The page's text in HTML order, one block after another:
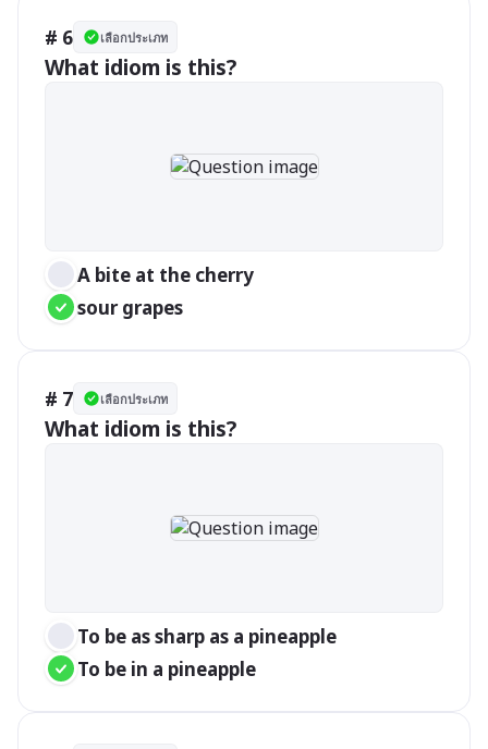
# 6 เลือกประเภท
What idiom is this?
A bite at the cherry
sour grapes
# 7 เลือกประเภท
What idiom is this?
To be as sharp as a pineapple
To be in a pineapple